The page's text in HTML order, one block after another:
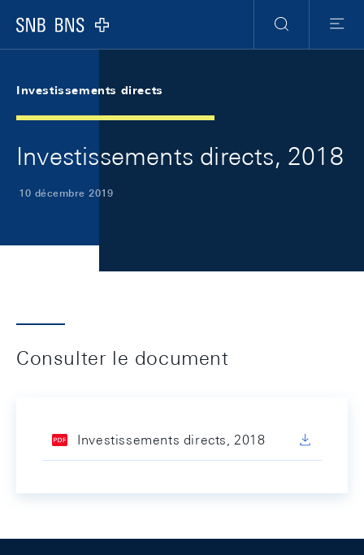
Logo
RechercheMenu
Investissements directs
Investissements directs, 2018
10 décembre 2019
Consulter le document
Investissements directs, 2018